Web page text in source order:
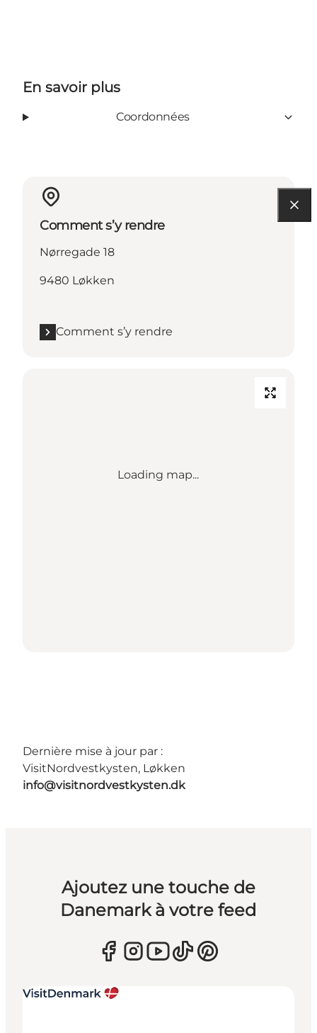
En savoir plus
Coordonnées
Comment s’y rendre
Nørregade 18
9480 Løkken
Comment s’y rendre
Loading map...
Dernière mise à jour par :
VisitNordvestkysten, Løkken
info@visitnordvestkysten.dk
Ajoutez une touche de
Danemark à votre feed